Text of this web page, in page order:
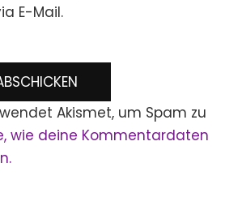
E-Mail.
Akismet, um Spam zu
wie deine Kommentardaten